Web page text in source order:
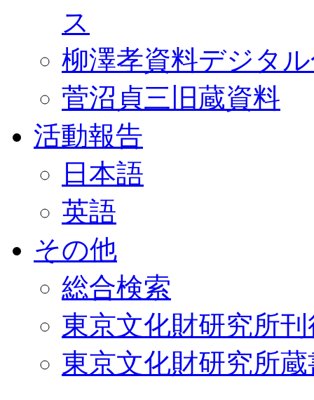
ス
柳澤孝資料デジタ
菅沼貞三旧蔵資料
活動報告
日本語
英語
その他
総合検索
東京文化財研究所
東京文化財研究所